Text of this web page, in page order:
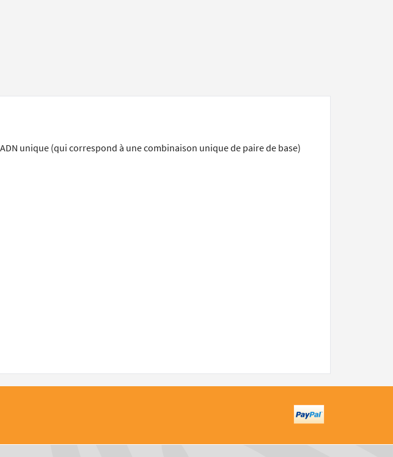
unique (qui correspond à une combinaison unique de paire de base)